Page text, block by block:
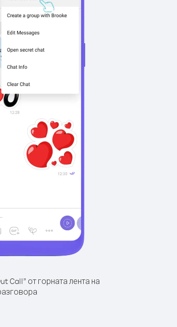
Call” от горната лента на